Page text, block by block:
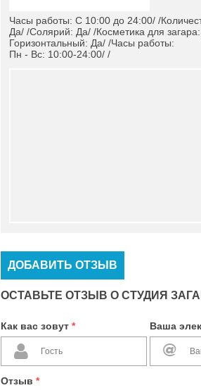
Часы работы: С 10:00 до 24:00/ /
Да/ /Солярий: Да/ /Косметика для
Горизонтальный: Да/ /Часы работы:
Пн - Вс: 10:00-24:00/ /
ДОБАВИТЬ ОТЗЫВ
ОСТАВЬТЕ ОТЗЫВ О СТУДИЯ
Как вас зовут * Ваша
Отзыв *